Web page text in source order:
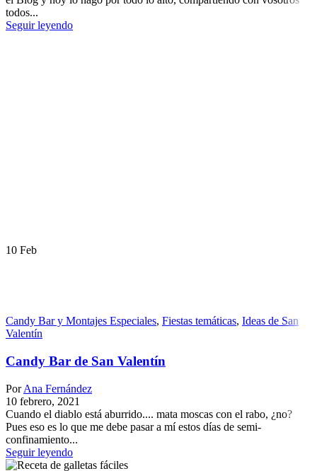
todos...
Seguir leyendo
10 Feb
Candy Bar y Montajes Especiales, Fiestas temáticas, Ideas de San
Valentín
Candy Bar de San Valentín
Por Ana Fernández
10 febrero, 2021
Cuando el diablo está aburrido.... mata moscas con el rabo, ¿no?
Pues eso es lo que me debe pasar a mí estos días de semi-
confinamiento...
Seguir leyendo